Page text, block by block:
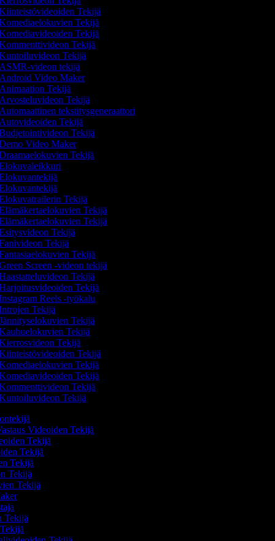
Tekijä
Tekijä
Tekijä
Tekijä
Tekijä
videon tekijä
Video Maker
Tekijä
Tekijä
tekstitysgeneraattori
Tekijä
Tekijä
Video Maker
Tekijä
Tekijä
Tekijä
Tekijä
Tekijä
Tekijä
Tekijä
Screen -videon tekijä
Tekijä
Tekijä
Reels -työkalu
Tekijä
Tekijä
Tekijä
Tekijä
Tekijä
Tekijä
Tekijä
Tekijä
Tekijä
Videoiden Tekijä
Tekijä
Tekijä
Tekijä
Tekijä
Tekijä
Tekijä